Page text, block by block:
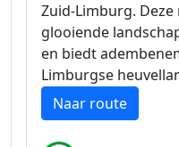
Zuid-Limburg.
glooiende
en biedt
Limburgse
Naar route